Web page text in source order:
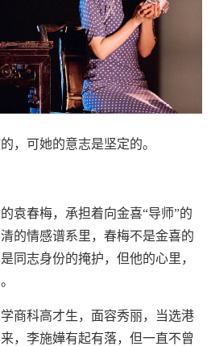
，可她的意志是坚定的。
袁春梅，承担着向金喜“导师”的
的情感谱系里，春梅不是金喜的
同志身份的掩护，但他的心里，
商科高才生，面容秀丽，当选港
，李施嬅有起有落，但一直不曾